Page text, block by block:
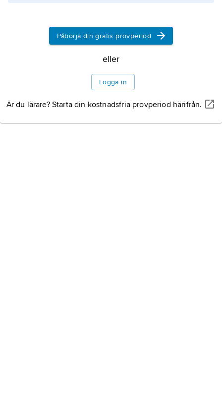
Påbörja din gratis provperiod
eller
Logga in
Är du lärare? Starta din kostnadsfria provperiod härifrån.